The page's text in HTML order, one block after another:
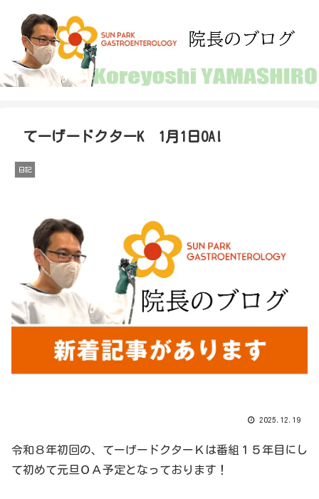
てーげードクターK 1月1日OA!
日記
2025.12.19
令和８年初回の、てーげードクターＫは番組１５年目にし
て初めて元旦ＯＡ予定となっております！